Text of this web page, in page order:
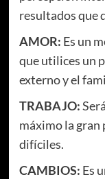
resultados que
AMOR: Es un
que utilices un
externo y el
TRABAJO:
máximo la gran
difíciles.
CAMBIOS: Es